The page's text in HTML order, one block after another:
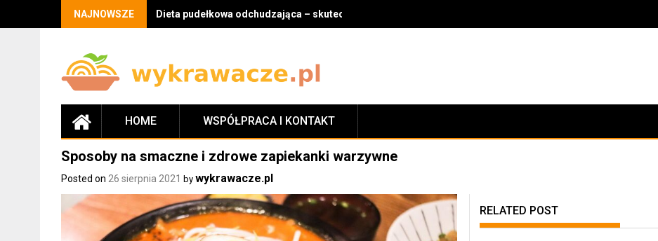
NAJNOWSZE Dieta pudełkowa odchudzająca – skuteczny sposób na zrzucenie wagi
HOME WSPÓŁPRACA I KONTAKT
Sposoby na smaczne i zdrowe zapiekanki warzywne
Posted on 26 sierpnia 2021 by wykrawacze.pl
RELATED POST